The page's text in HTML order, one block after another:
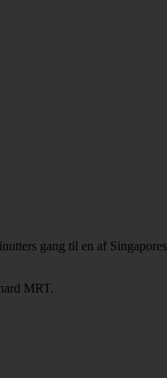
gang til en af
MRT.